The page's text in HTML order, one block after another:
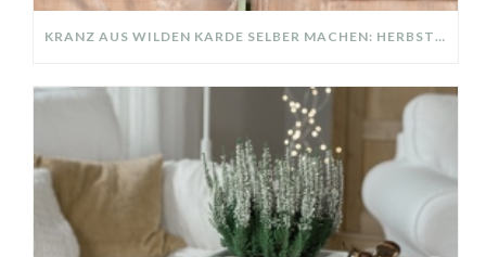
KRANZ AUS WILDEN KARDE SELBER MACHEN: HERBSTDEKO GANZ EINFACH